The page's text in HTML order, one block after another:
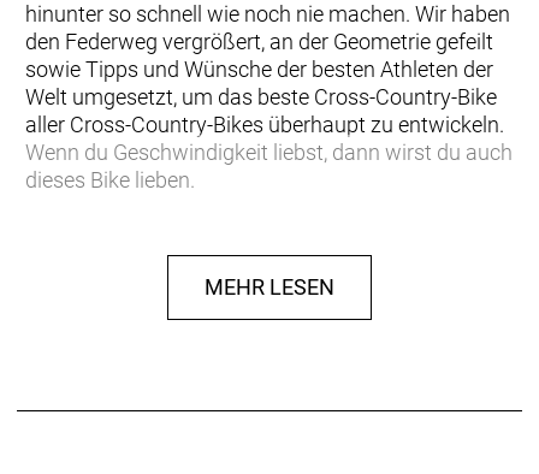
hinunter so schnell wie noch nie machen. Wir haben
den Federweg vergrößert, an der Geometrie gefeilt
sowie Tipps und Wünsche der besten Athleten der
Welt umgesetzt, um das beste Cross-Country-Bike
aller Cross-Country-Bikes überhaupt zu entwickeln.
Wenn du Geschwindigkeit liebst, dann wirst du auch
dieses Bike lieben.
vorherige Ankündigung geändert werden
Rahmen: Spark RC Carbon HMF, Integrated
MEHR LESEN